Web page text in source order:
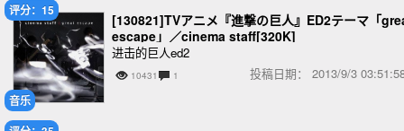
音乐
评分：15
[130821]TVアニメ『進撃の巨人』ED2テーマ「
escape」／cinema staff[320K]
进击的巨人ed2
10431 1 投稿日期： 2013/9/3